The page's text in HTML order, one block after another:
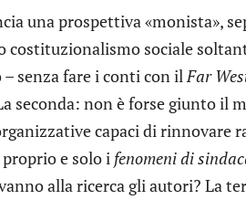
una prospettiva «monista»,
costituzionalismo sociale
senza fare i conti con ilFar
seconda: non è forse giunto il
capaci di rinnovare
e solo i fenomeni di
alla ricerca gli autori? La